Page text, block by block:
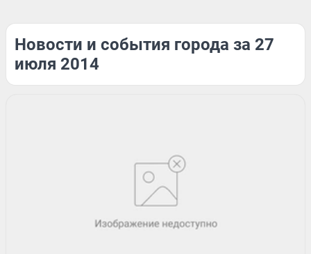
Новости и события города за 27
июля 2014